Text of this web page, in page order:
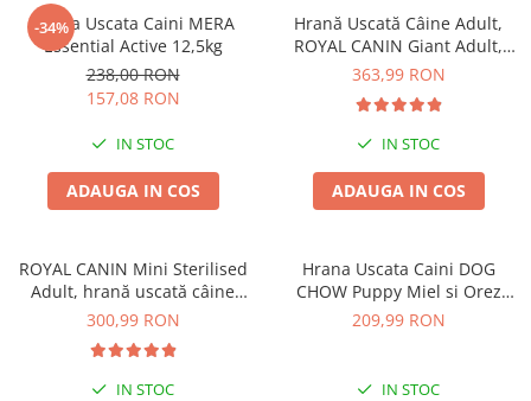
-34%
Hrana Uscata Caini MERA
Essential Active 12,5kg
238,00 RON
157,08 RON
IN STOC
ADAUGA IN COS
Hrană Uscată Câine Adult,
ROYAL CANIN Giant Adult,
15+3kg CADOU
363,99 RON
IN STOC
ADAUGA IN COS
ROYAL CANIN Mini Sterilised
Adult, hrană uscată câine
sterilizat, 8kg
300,99 RON
IN STOC
Hrana Uscata Caini DOG
CHOW Puppy Miel si Orez
14kg
209,99 RON
IN STOC